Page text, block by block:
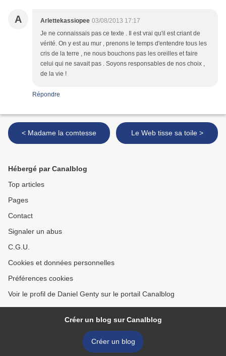
A Arlettekassiopee 03/08/2013 17:17
Je ne connaissais pas ce texte . Il est vrai qu'il est criant de
vérité. On y est au mur , prenons le temps d'entendre tous les
cris de la terre , ne nous bouchons pas les oreilles et faire
celui qui ne savait pas . Soyons responsables de nos choix ,
de la vie !
Répondre
< Madame la comtesse Le Web tisse sa toile >
Hébergé par Canalblog
Top articles
Pages
Contact
Signaler un abus
C.G.U.
Cookies et données personnelles
Préférences cookies
Voir le profil de Daniel Genty sur le portail Canalblog
Créer un blog sur Canalblog
Créer un blog